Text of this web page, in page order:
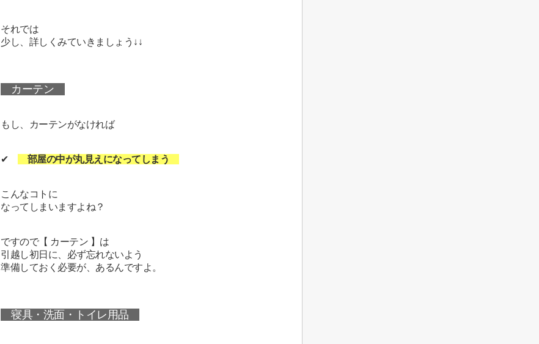
それでは
少し、詳しくみていきましょう↓↓
カーテン
もし、カーテンがなければ
✔ 部屋の中が丸見えになってしまう
こんなコトに
なってしまいますよね？
ですので【 カーテン 】は
引越し初日に、必ず忘れないよう
準備しておく必要が、あるんですよ。
寝具・洗面・トイレ用品